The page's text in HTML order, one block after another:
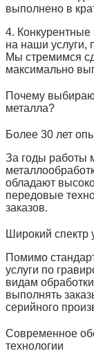
выполнено в
4.
на наши услуги,
Мы стремимся
максимально
Почему
металла?
Более 30 лет
За годы работы
обладают
передовые
заказов.
Широкий спектр
Помимо
услуги по
видам
выполнять
серийного
Современное
технологии